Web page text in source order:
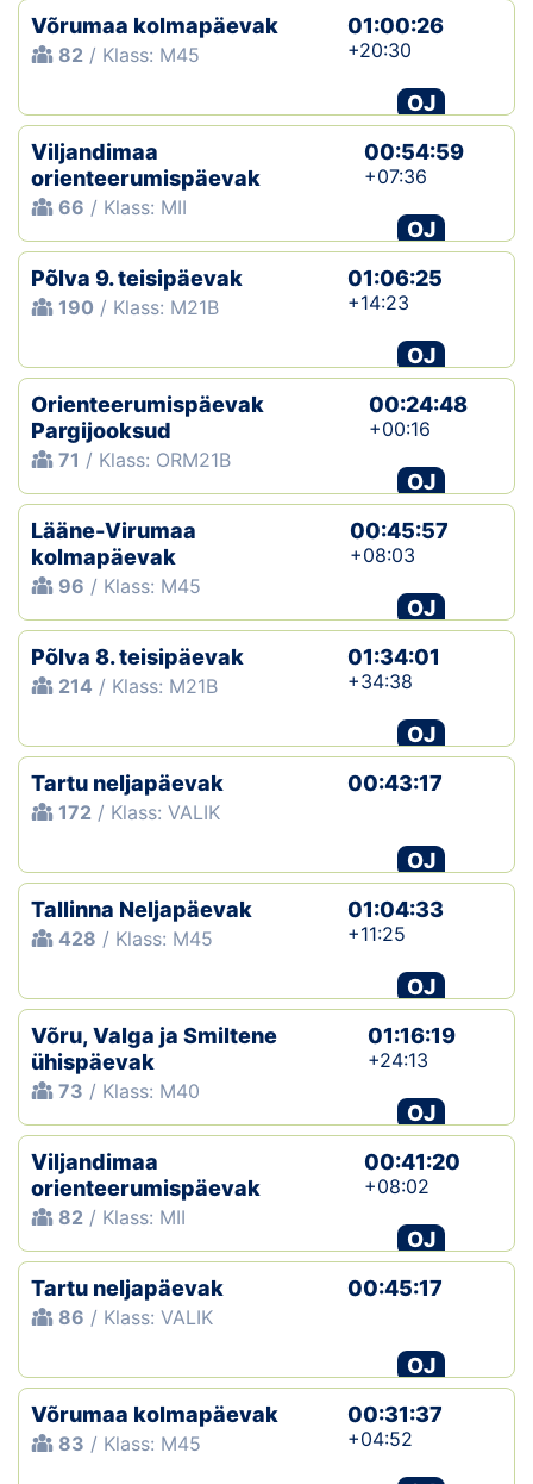
Võrumaa kolmapäevak
82 / Klass: M45
01:00:26
+20:30
OJ
Viljandimaa
orienteerumispäevak
66 / Klass: MII
00:54:59
+07:36
OJ
Põlva 9. teisipäevak
190 / Klass: M21B
01:06:25
+14:23
OJ
Orienteerumispäevak
Pargijooksud
71 / Klass: ORM21B
00:24:48
+00:16
OJ
Lääne-Virumaa
kolmapäevak
96 / Klass: M45
00:45:57
+08:03
OJ
Põlva 8. teisipäevak
214 / Klass: M21B
01:34:01
+34:38
OJ
Tartu neljapäevak
172 / Klass: VALIK
00:43:17
OJ
Tallinna Neljapäevak
428 / Klass: M45
01:04:33
+11:25
OJ
Võru, Valga ja Smiltene
ühispäevak
73 / Klass: M40
01:16:19
+24:13
OJ
Viljandimaa
orienteerumispäevak
82 / Klass: MII
00:41:20
+08:02
OJ
Tartu neljapäevak
86 / Klass: VALIK
00:45:17
OJ
Võrumaa kolmapäevak
83 / Klass: M45
00:31:37
+04:52